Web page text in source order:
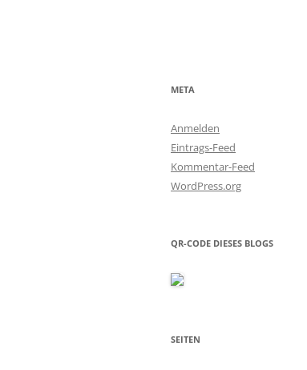
META
Anmelden
Eintrags-Feed
Kommentar-Feed
WordPress.org
QR-CODE DIESES BLOGS
SEITEN